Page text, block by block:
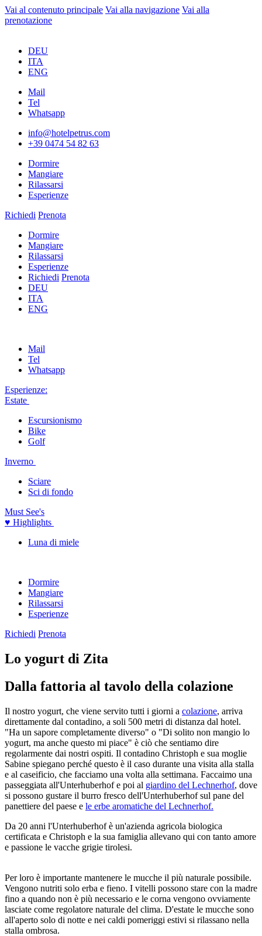
Vai al contenuto principale Vai alla navigazione Vai alla
prenotazione
DEU
ITA
ENG
Mail
Tel
Whatsapp
info@hotelpetrus.com
+39 0474 54 82 63
Dormire
Mangiare
Rilassarsi
Esperienze
Richiedi Prenota
Dormire
Mangiare
Rilassarsi
Esperienze
Richiedi Prenota
DEU
ITA
ENG
Mail
Tel
Whatsapp
Esperienze:
Estate
Escursionismo
Bike
Golf
Inverno
Sciare
Sci di fondo
Must See's
♥ Highlights
Luna di miele
Dormire
Mangiare
Rilassarsi
Esperienze
Richiedi Prenota
Lo yogurt di Zita
Dalla fattoria al tavolo della colazione
Il nostro yogurt, che viene servito tutti i giorni a colazione, arriva
direttamente dal contadino, a soli 500 metri di distanza dal hotel.
"Ha un sapore completamente diverso" o "Di solito non mangio lo
yogurt, ma anche questo mi piace" è ciò che sentiamo dire
regolarmente dai nostri ospiti. Il contadino Christoph e sua moglie
Sabine spiegano perché questo è il caso durante una visita alla stalla
e al caseificio, che facciamo una volta alla settimana. Faccaimo una
passeggiata all'Unterhuberhof e poi al giardino del Lechnerhof, dove
si possono gustare il burro fresco dell'Unterhuberhof sul pane del
panettiere del paese e le erbe aromatiche del Lechnerhof.
Da 20 anni l'Unterhuberhof è un'azienda agricola biologica
certificata e Christoph e la sua famiglia allevano qui con tanto amore
e passione le vacche grigie tirolesi.
Per loro è importante mantenere le mucche il più naturale possibile.
Vengono nutriti solo erba e fieno. I vitelli possono stare con la madre
fino a quando non è più necessario e le corna vengono ovviamente
lasciate come regolatore naturale del clima. D'estate le mucche sono
all'aperto solo di notte e nei caldi pomeriggi estivi si rilassano nella
stalla ombrosa.